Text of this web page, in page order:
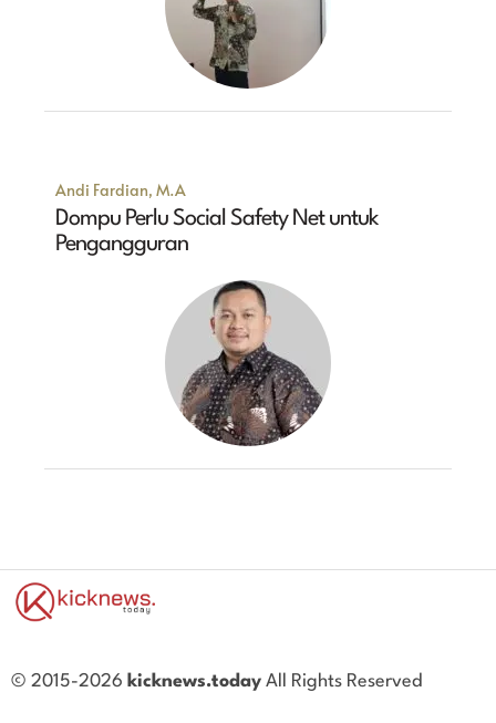
Andi Fardian, M.A
Dompu Perlu Social Safety Net untuk
Pengangguran
© 2015-2026 kicknews.today All Rights Reserved